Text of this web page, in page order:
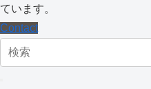
ています。
Contact